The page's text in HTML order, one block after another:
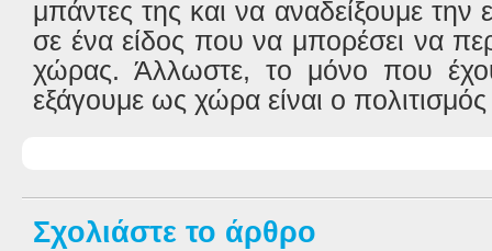
μπάντες της και να αναδείξουμε την
σε ένα είδος που να μπορέσει να
χώρας. Άλλωστε, το μόνο που
εξάγουμε ως χώρα είναι ο πολιτισμός
Σχολιάστε το άρθρο